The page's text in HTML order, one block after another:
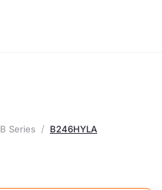
B Series B246HYLA